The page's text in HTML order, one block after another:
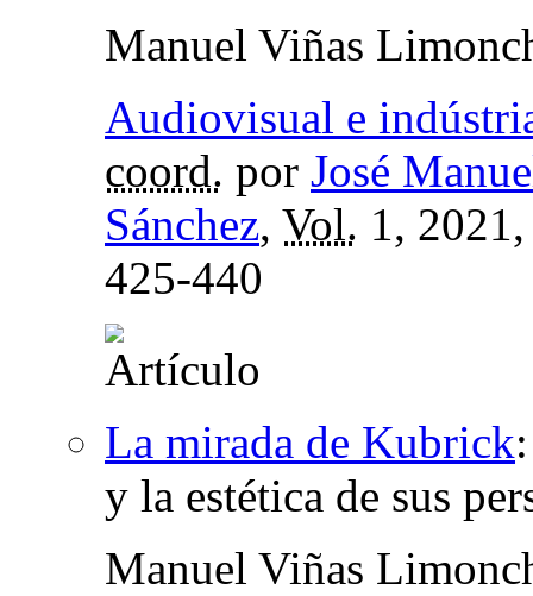
Manuel Viñas
Audiovisual e
coord. por José
Sánchez, Vol. 1,
425-440
La mirada de Kubrick
y la estética de sus
Manuel Viñas